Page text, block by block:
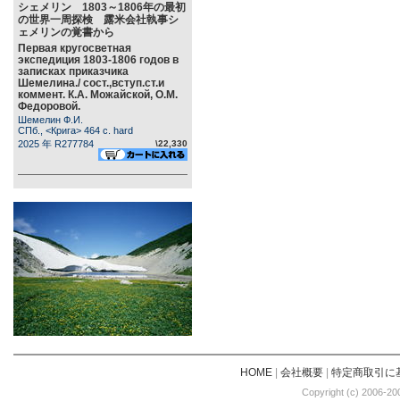
シェメリン 1803～1806年の最初
の世界一周探検 露米会社執事シ
ェメリンの覚書から
Первая кругосветная
экспедиция 1803-1806 годов в
записках приказчика
Шемелина./ сост.,вступ.ст.и
коммент. К.А. Можайской, О.М.
Федоровой.
Шемелин Ф.И.
СПб., <Крига> 464 c. hard
2025 年 R277784
\22,330
HOME| 会社概要| 特定商取引に
Copyright (c) 2006-